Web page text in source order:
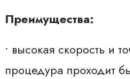
Преимущества:
• высокая скорость и
процедура проходит